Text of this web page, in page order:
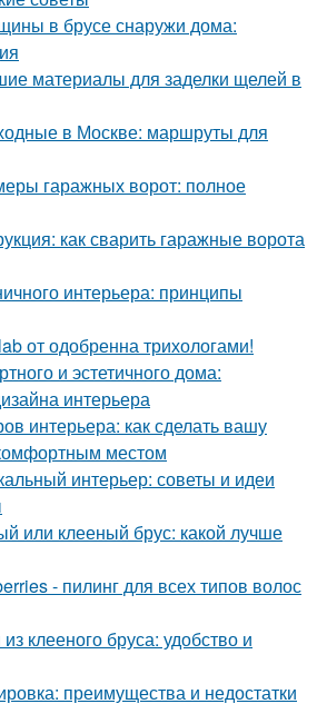
в брусе снаружи дома:
материалы для заделки щелей в
в Москве: маршруты для
гаражных ворот: полное
как сварить гаражные ворота
интерьера: принципы
от одобренна трихологами!
и эстетичного дома:
интерьера
интерьера: как сделать вашу
местом
интерьер: советы и идеи
или клееный брус: какой лучше
- пилинг для всех типов волос
клееного бруса: удобство и
преимущества и недостатки